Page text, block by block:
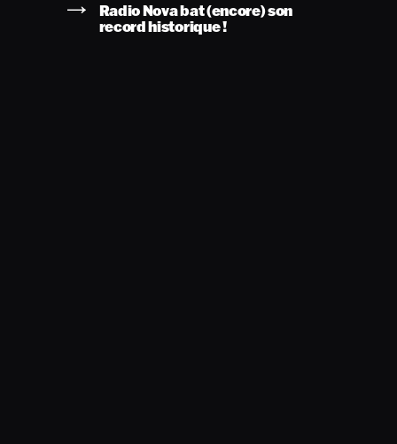
Radio Nova bat (encore) son
record historique !